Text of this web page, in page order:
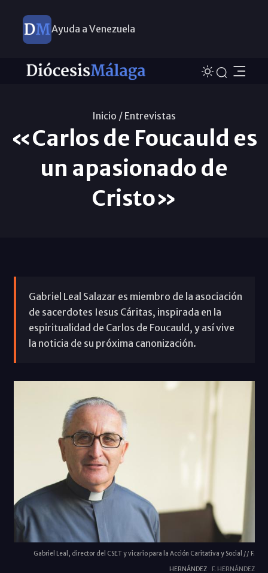
Ayuda a Venezuela
Inicio / Entrevistas
«Carlos de Foucauld es
un apasionado de
Cristo»
Gabriel Leal Salazar es miembro de la asociación
de sacerdotes Iesus Cáritas, inspirada en la
espiritualidad de Carlos de Foucauld, y así vive
la noticia de su próxima canonización.
Gabriel Leal, director del CSET y vicario para la Acción Caritativa y Social // F.
HERNÁNDEZ
F. HERNÁNDEZ